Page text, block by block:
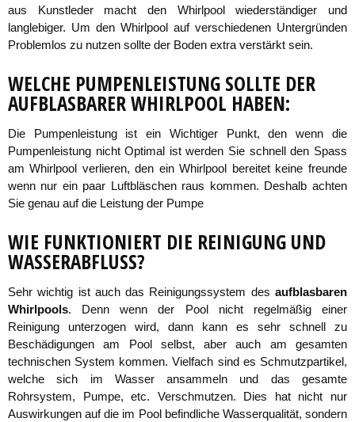
aus Kunstleder macht den Whirlpool wiederständiger und
langlebiger. Um den Whirlpool auf verschiedenen Untergründen
Problemlos zu nutzen sollte der Boden extra verstärkt sein.
WELCHE PUMPENLEISTUNG SOLLTE DER
AUFBLASBARER WHIRLPOOL HABEN:
Die Pumpenleistung ist ein Wichtiger Punkt, den wenn die
Pumpenleistung nicht Optimal ist werden Sie schnell den Spass
am Whirlpool verlieren, den ein Whirlpool bereitet keine freunde
wenn nur ein paar Luftbläschen raus kommen. Deshalb achten
Sie genau auf die Leistung der Pumpe
WIE FUNKTIONIERT DIE REINIGUNG UND
WASSERABFLUSS?
Sehr wichtig ist auch das Reinigungssystem des aufblasbaren
Whirlpools. Denn wenn der Pool nicht regelmäßig einer
Reinigung unterzogen wird, dann kann es sehr schnell zu
Beschädigungen am Pool selbst, aber auch am gesamten
technischen System kommen. Vielfach sind es Schmutzpartikel,
welche sich im Wasser ansammeln und das gesamte
Rohrsystem, Pumpe, etc. Verschmutzen. Dies hat nicht nur
Auswirkungen auf die im Pool befindliche Wasserqualität, sondern